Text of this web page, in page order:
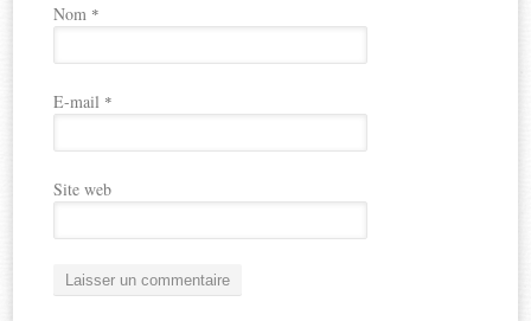
Nom *
E-mail *
Site web